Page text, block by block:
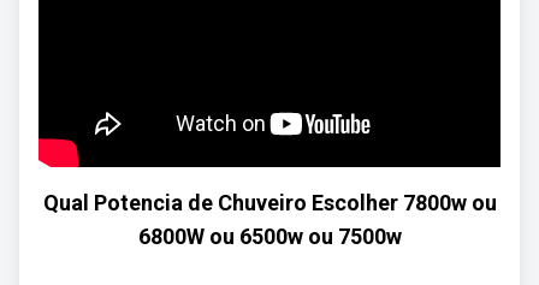
Qual Potencia de Chuveiro Escolher 7800w ou
6800W ou 6500w ou 7500w